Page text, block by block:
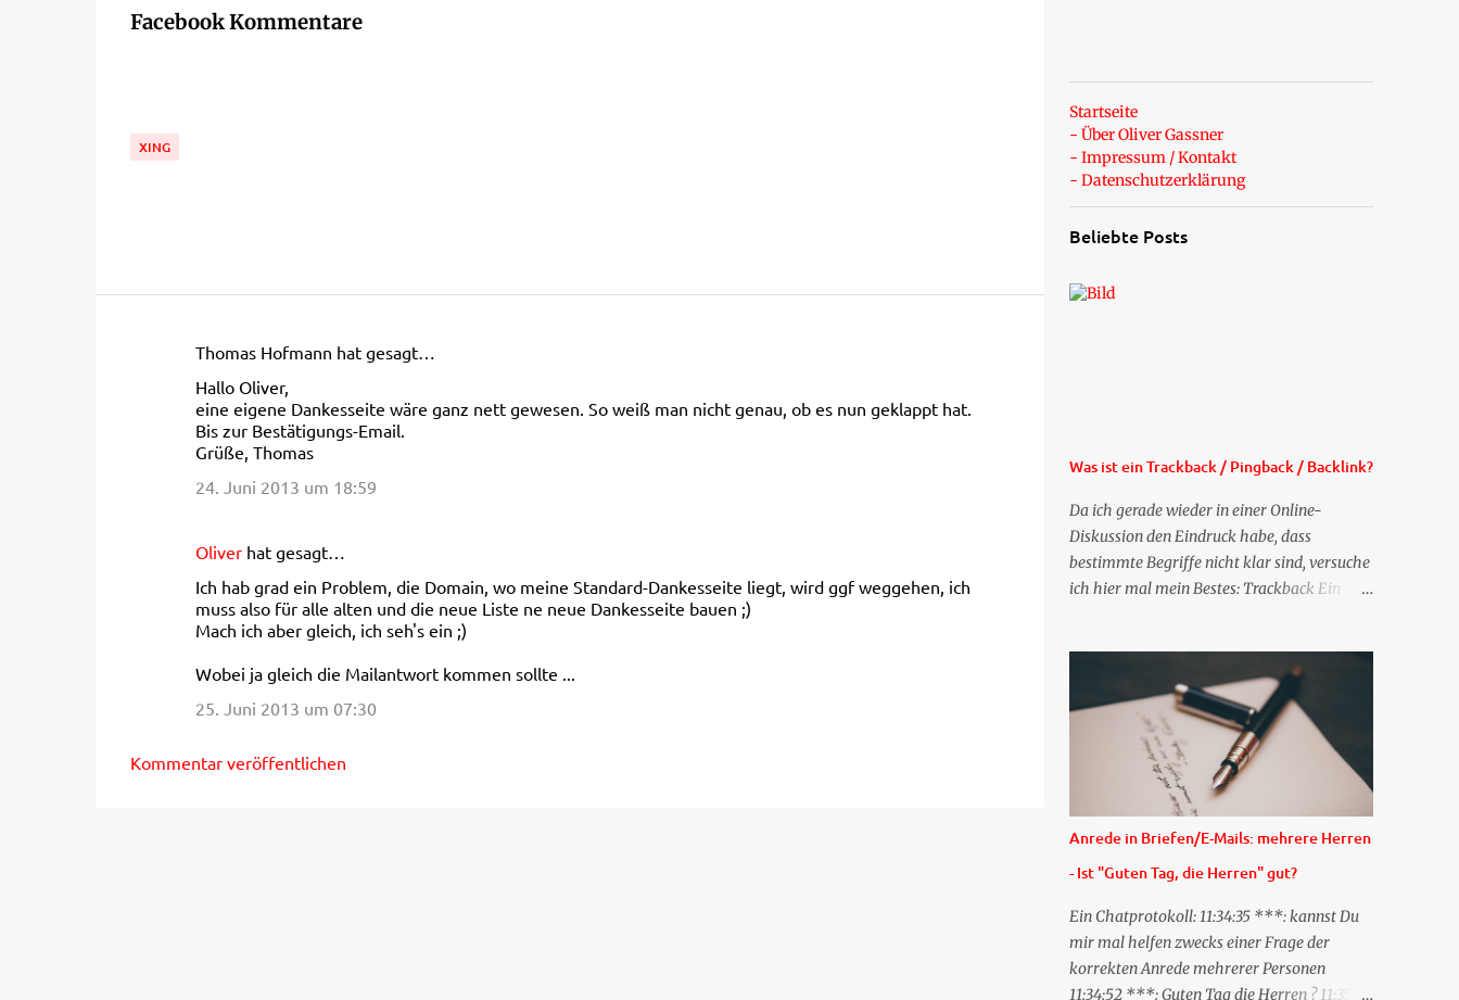
Facebook Kommentare
XING
Thomas Hofmann hat gesagt…
Hallo Oliver,
eine eigene Dankesseite wäre ganz nett gewesen. So weiß man nicht genau, ob es nun geklappt hat.
Bis zur Bestätigungs-Email.
Grüße, Thomas
24. Juni 2013 um 18:59
Oliverhat gesagt…
Ich hab grad ein Problem, die Domain, wo meine Standard-Dankesseite liegt, wird ggf weggehen, ich
muss also für alle alten und die neue Liste ne neue Dankesseite bauen ;)
Mach ich aber gleich, ich seh's ein ;)
Wobei ja gleich die Mailantwort kommen sollte ...
25. Juni 2013 um 07:30
Kommentar veröffentlichen
Startseite
- Über Oliver Gassner
- Impressum / Kontakt
- Datenschutzerklärung
Beliebte Posts
Was ist ein Trackback / Pingback / Backlink?
Da ich gerade wieder in einer Online-
Diskussion den Eindruck habe, dass
bestimmte Begriffe nicht klar sind, versuche
ich hier mal mein Bestes: Trackback Ein
besagt: "Lieber Blogeintrag, ich habe einen
Kommentar zu dir geschrieben, aber nicht
bei dir in den Kommentaren sondern in
meinem Blog. Bitte vermerke das doch,
damit deine Leser auch mal vorbeischauen,
was ich zu deinem Inhalt zu sagen hatte."
Diese Nachrichtenfunktion wird
'angestoßen' in dem 'mein' Blog an die
'TrackbackURL' des Anderen einen 'Ping'
(URL meines Eintrags, Kurzzitat meines
Beitrags). Praktisch muss man nichts
Anderes tun, als die TrackbackURL beim
Anrede in Briefen/E-Mails: mehrere Herren
- Ist "Guten Tag, die Herren" gut?
Ein Chatprotokoll: 11:34:35 ***: kannst Du
mir mal helfen zwecks einer Frage der
korrekten Anrede mehrerer Personen
11:34:52 ***: Guten Tag die Herren ? 11:35:07